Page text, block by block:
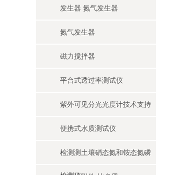
发生器 氮气发生器
氮气发生器
磁力搅拌器
平台式透过率测试仪
紫外可见分光光度计技术支持
便携式水质测试仪
检测测土壤硝态氮和铵态氮磷